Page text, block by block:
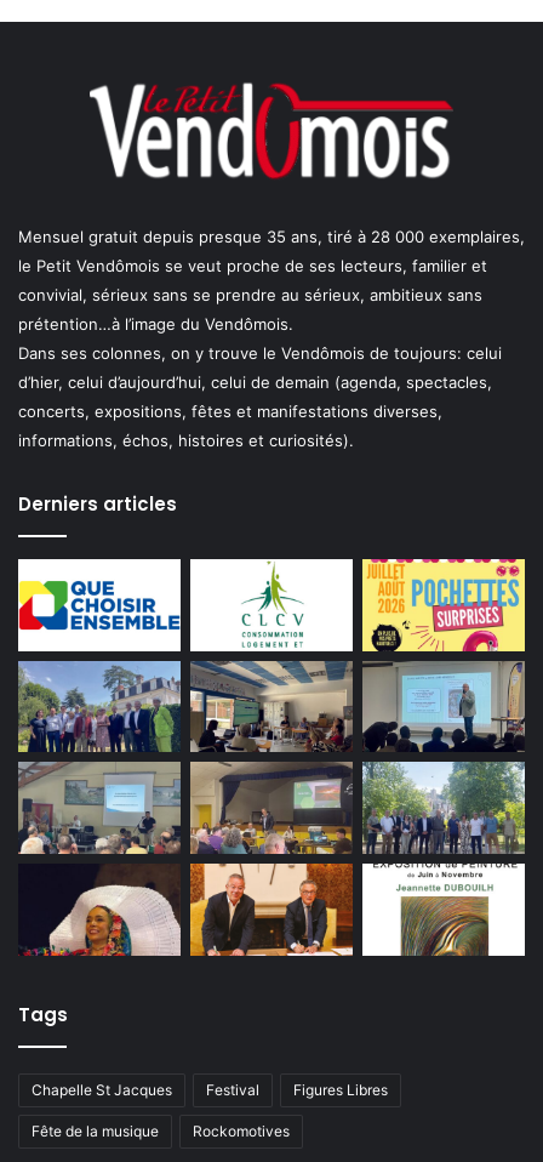
Mensuel gratuit depuis presque 35 ans, tiré à 28 000 exemplaires,
le Petit Vendômois se veut proche de ses lecteurs, familier et
convivial, sérieux sans se prendre au sérieux, ambitieux sans
prétention…à l’image du Vendômois.
Dans ses colonnes, on y trouve le Vendômois de toujours: celui
d’hier, celui d’aujourd’hui, celui de demain (agenda, spectacles,
concerts, expositions, fêtes et manifestations diverses,
informations, échos, histoires et curiosités).
Derniers articles
Tags
Chapelle St Jacques Festival Figures Libres
Fête de la musique Rockomotives